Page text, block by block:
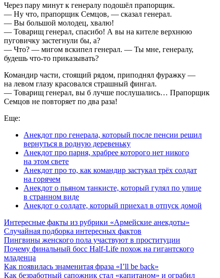
Через пару минут к генералу подошёл прапорщик.
— Ну что, прапорщик Семцов, — сказал генерал.
— Вы большой молодец, хвалю!
— Товарищ генерал, спасибо! А вы на кителе верхнюю
пуговичку застегнули бы, а?
— Что? — мигом вскипел генерал. — Ты мне, генералу,
будешь что-то приказывать?
Командир части, стоящий рядом, приподнял фуражку —
на левом глазу красовался страшный фингал.
— Товарищ генерал, вы б лучше послушались… Прапорщик
Семцов не повторяет по два раза!
Еще:
Анекдот про генерала, который после пенсии решил
вернуться в родную деревеньку
Анекдот про парня, храбрее которого нет никого
на этом свете
Анекдот про то, как командир застукал трёх солдат
на горячем
Анекдот о пьяном танкисте, который гулял по улице
в странном виде
Анекдот о солдате, который приехал в отпуск домой
Интересные факты из рубрики «Армейские анекдоты»
Случайная подборка интересных фактов
Пингвины женского пола участвуют в проституции
Почему финальный босс Half-Life похож на гигантского
младенца
Как появилась знаменитая фраза «I’ll be back»
Как безработный сапожник стал «капитаном» и ограбил